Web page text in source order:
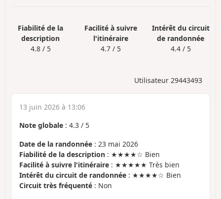
Fiabilité de la
description
4.8 / 5
Facilité à suivre
l'itinéraire
4.7 / 5
Intérêt du circuit
de randonnée
4.4 / 5
Utilisateur 29443493
13 juin 2026 à 13:06
Note globale : 4.3 / 5
Date de la randonnée : 23 mai 2026
Fiabilité de la description : ★★★★☆ Bien
Facilité à suivre l'itinéraire : ★★★★★ Très bien
Intérêt du circuit de randonnée : ★★★★☆ Bien
Circuit très fréquenté : Non